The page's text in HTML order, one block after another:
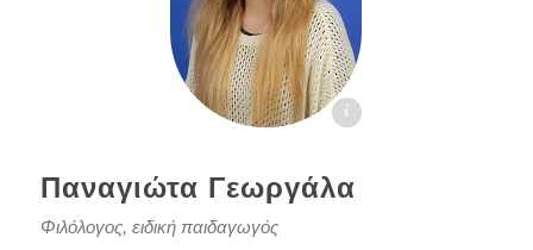
Παναγιώτα Γεωργαλά - daskaloi.gr
Παναγιώτα Γεωργάλα
Φιλόλογος, ειδική παιδαγωγός